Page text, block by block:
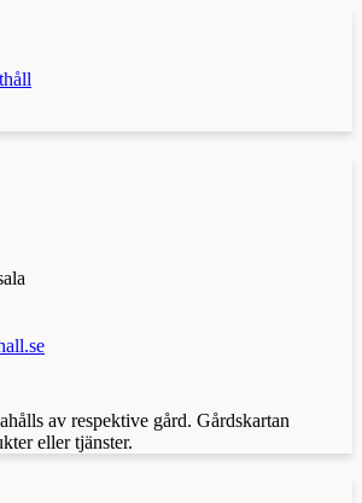
av respektive gård. Gårdskartan
eller tjänster.